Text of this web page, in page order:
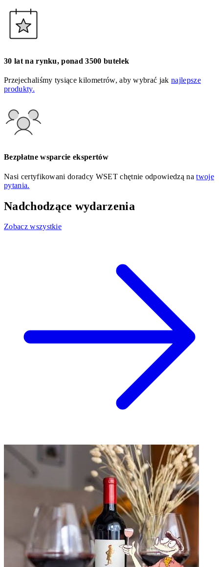
30 lat na rynku, ponad 3500 butelek
Przejechaliśmy tysiące kilometrów, aby wybrać jaknajlepsze
produkty.
Bezpłatne wsparcie ekspertów
Nasi certyfikowani doradcy WSET chętnie odpowiedzą natwoje
pytania.
Nadchodzące wydarzenia
Zobacz wszystkie